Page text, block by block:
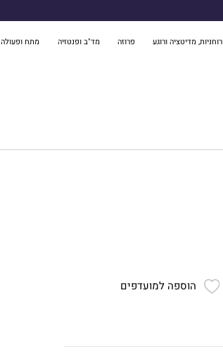
רוחניות, מדיטציה ורוגע פרוזה מד"ב ופנטזיה מתח ופעולה
הוספה למועדפים